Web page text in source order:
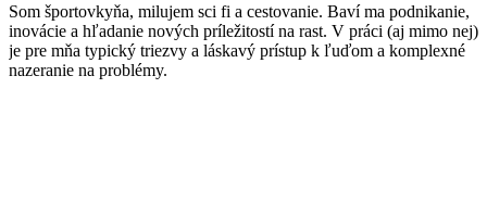
Som športovkyňa, milujem sci fi a cestovanie. Baví ma podnikanie,
inovácie a hľadanie nových príležitostí na rast. V práci (aj mimo nej)
je pre mňa typický triezvy a láskavý prístup k ľuďom a komplexné
nazeranie na problémy.